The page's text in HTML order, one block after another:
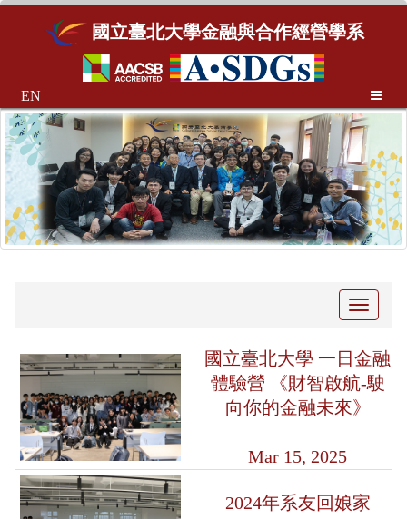
國立臺北大學金融與合作經營學系
EN
Toggle
國立臺北大學 一日金融
體驗營 《財智啟航-駛
向你的金融未來》
Mar 15, 2025
2024年系友回娘家